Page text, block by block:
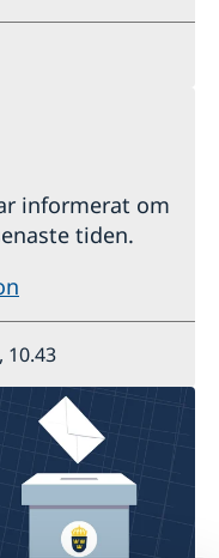
informerat om
tiden.
10.43